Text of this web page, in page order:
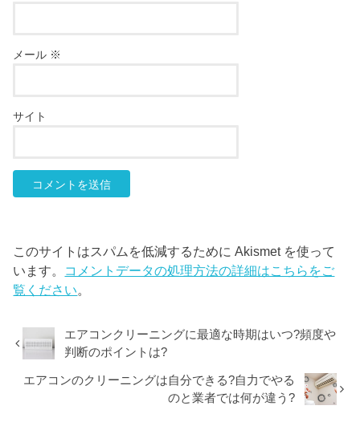
メール ※
サイト
このサイトはスパムを低減するために Akismet を使って
います。 コメントデータの処理方法の詳細はこちらをご
覧ください。
エアコンクリーニングに最適な時期はいつ?頻度や
判断のポイントは?
エアコンのクリーニングは自分できる?自力でやる
のと業者では何が違う?